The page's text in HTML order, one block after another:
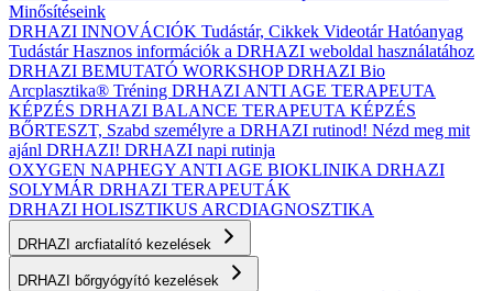
Minősítéseink
DRHAZI INNOVÁCIÓK Tudástár, Cikkek VideotárHatóanyag
TudástárHasznos információk a DRHAZI weboldal használatához
DRHAZI BEMUTATÓ WORKSHOPDRHAZI Bio
Arcplasztika® Tréning DRHAZI ANTI AGE TERAPEUTA
KÉPZÉS DRHAZI BALANCE TERAPEUTA KÉPZÉS
BŐRTESZT, Szabd személyre a DRHAZI rutinod! Nézd meg mit
ajánl DRHAZI! DRHAZI napi rutinja
OXYGEN NAPHEGY ANTI AGE BIOKLINIKA DRHAZI
SOLYMÁR DRHAZI TERAPEUTÁK
DRHAZI HOLISZTIKUS ARCDIAGNOSZTIKA
DRHAZI arcfiatalító kezelések
DRHAZI bőrgyógyító kezelések